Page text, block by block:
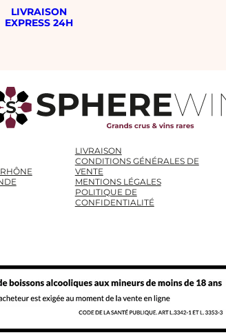
LIVRAISON
EXPRESS 24H
LIVRAISON
CONDITIONS GÉNÉRALES DE
VENTE
MENTIONS LÉGALES
POLITIQUE DE
CONFIDENTIALITÉ